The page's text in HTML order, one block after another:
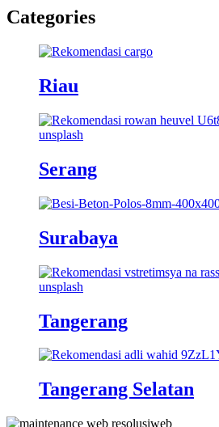
Categories
Riau
Serang
Surabaya
Tangerang
Tangerang Selatan